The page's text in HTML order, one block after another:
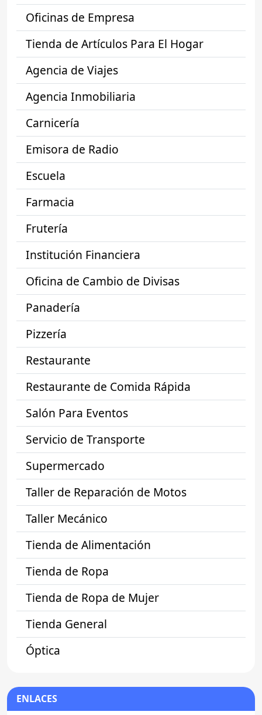
Oficinas de Empresa
Tienda de Artículos Para El Hogar
Agencia de Viajes
Agencia Inmobiliaria
Carnicería
Emisora de Radio
Escuela
Farmacia
Frutería
Institución Financiera
Oficina de Cambio de Divisas
Panadería
Pizzería
Restaurante
Restaurante de Comida Rápida
Salón Para Eventos
Servicio de Transporte
Supermercado
Taller de Reparación de Motos
Taller Mecánico
Tienda de Alimentación
Tienda de Ropa
Tienda de Ropa de Mujer
Tienda General
Óptica
ENLACES